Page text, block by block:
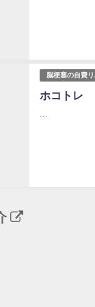
脳梗塞の自費
ホコトレ